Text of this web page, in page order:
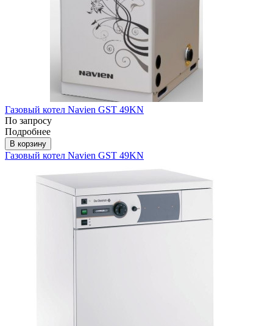
Газовый котел Navien GST 49KN
По запросу
Подробнее
В корзину
Газовый котел Navien GST 49KN